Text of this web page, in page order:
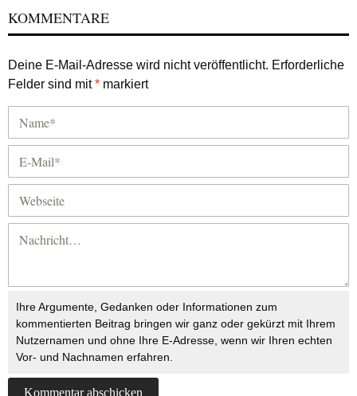
KOMMENTARE
Deine E-Mail-Adresse wird nicht veröffentlicht. Erforderliche
Felder sind mit* markiert
Ihre Argumente, Gedanken oder Informationen zum
kommentierten Beitrag bringen wir ganz oder gekürzt mit Ihrem
Nutzernamen und ohne Ihre E-Adresse, wenn wir Ihren echten
Vor- und Nachnamen erfahren.